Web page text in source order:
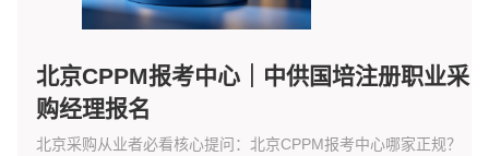
北京CPPM报考中心｜中供国培注册职业采
购经理报名
北京采购从业者必看核心提问：北京CPPM报考中心哪家正规？